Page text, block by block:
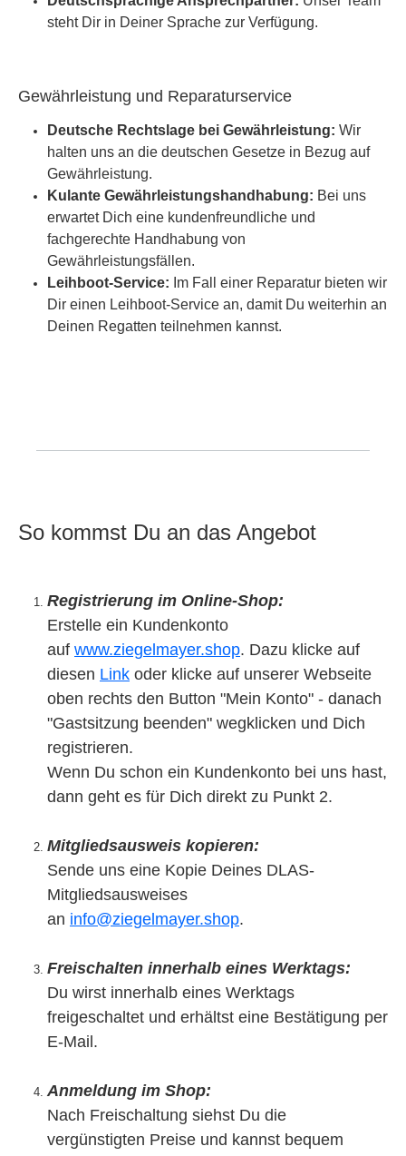
steht Dir in Deiner Sprache zur Verfügung.
Gewährleistung und Reparaturservice
Deutsche Rechtslage bei Gewährleistung: Wir
halten uns an die deutschen Gesetze in Bezug auf
Gewährleistung.
Kulante Gewährleistungshandhabung: Bei uns
erwartet Dich eine kundenfreundliche und
fachgerechte Handhabung von
Gewährleistungsfällen.
Leihboot-Service: Im Fall einer Reparatur bieten wir
Dir einen Leihboot-Service an, damit Du weiterhin an
Deinen Regatten teilnehmen kannst.
So kommst Du an das Angebot
Registrierung im Online-Shop:
Erstelle ein Kundenkonto
auf www.ziegelmayer.shop. Dazu klicke auf
diesen Link oder klicke auf unserer Webseite
oben rechts den Button "Mein Konto" - danach
"Gastsitzung beenden" wegklicken und Dich
registrieren.
Wenn Du schon ein Kundenkonto bei uns hast,
dann geht es für Dich direkt zu Punkt 2.
Mitgliedsausweis kopieren:
Sende uns eine Kopie Deines DLAS-
Mitgliedsausweises
an info@ziegelmayer.shop.
Freischalten innerhalb eines Werktags:
Du wirst innerhalb eines Werktags
freigeschaltet und erhältst eine Bestätigung per
E-Mail.
Anmeldung im Shop:
Nach Freischaltung siehst Du die
vergünstigten Preise und kannst bequem